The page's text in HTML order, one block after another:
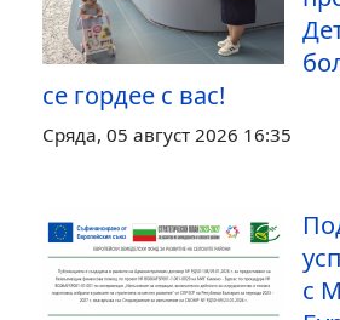
се гордее с вас!
Сряда, 05 август 2026 16:35
с